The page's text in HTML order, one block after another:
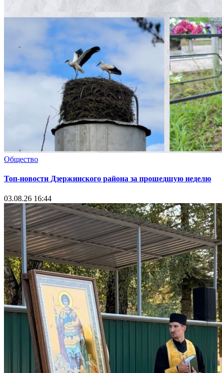
Общество
Топ-новости Дзержинского района за прошедшую неделю
03.08.26 16:44